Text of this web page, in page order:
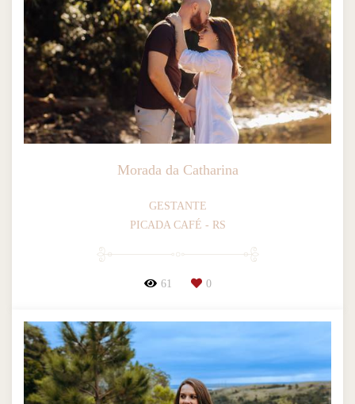
Morada da Catharina
GESTANTE
PICADA CAFÉ - RS
61 0